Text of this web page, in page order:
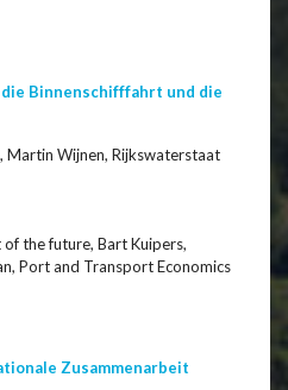
Binnenschifffahrt und die
Wijnen, Rijkswaterstaat
the future, Bart Kuipers,
Port and Transport Economics
Zusammenarbeit